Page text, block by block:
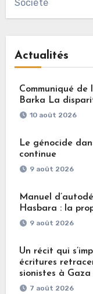
Société
Actualités
Communiqué
Barka La
10 août 2026
Le génocide
continue
9 août 2026
Manuel
Hasbara : la
9 août 2026
Un récit qui
écritures
sionistes à Gaza
7 août 2026